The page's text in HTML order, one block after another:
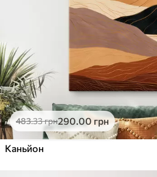
483.33грн290.00 грн
Каньйон